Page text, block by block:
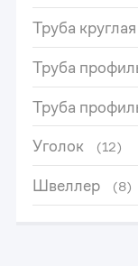
Труба круглая
Труба
Труба
Уголок (12)
Швеллер (8)